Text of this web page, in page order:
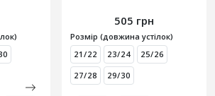
505 грн
Розмір (довжина устілок)
21/22
23/24
25/26
27/28
29/30